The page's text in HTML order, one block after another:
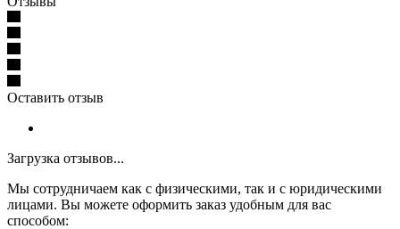
Оставить отзыв
Загрузка отзывов...
Мы сотрудничаем как с физическими, так и с юридическими
лицами. Вы можете оформить заказ удобным для вас
способом: